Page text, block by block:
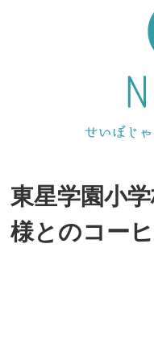
東星学園小
様とのコー